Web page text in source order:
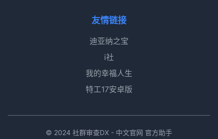
友情链接
迪亚纳之宝
i社
我的幸福人生
特工17安卓版
© 2024 社群审查DX - 中文官网 官方助手